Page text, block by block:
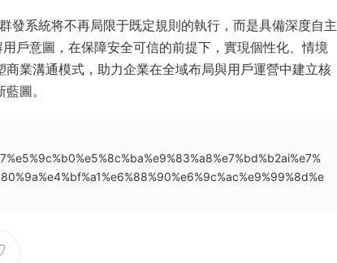
發系統将不再局限于既定規則的執行，而是具備深度自主
戶意圖，在保障安全可信的前提下，實現個性化、情境
業溝通模式，助力企業在全域布局與用戶運營中建立核
圖。